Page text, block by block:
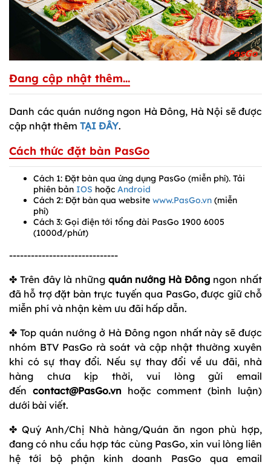
Đang cập nhật thêm...
Danh các quán nướng ngon Hà Đông, Hà Nội sẽ được
cập nhật thêm TẠI ĐÂY.
Cách thức đặt bàn PasGo
Cách 1: Đặt bàn qua ứng dụng PasGo (miễn phí). Tải
phiên bản IOS hoặc Android
Cách 2: Đặt bàn qua website www.PasGo.vn (miễn
phí)
Cách 3: Gọi điện tới tổng đài PasGo 1900 6005
(1000đ/phút)
------------------------------
✤ Trên đây là những quán nướng Hà Đông ngon nhất
đã hỗ trợ đặt bàn trực tuyến qua PasGo, được giữ chỗ
miễn phí và nhận kèm ưu đãi hấp dẫn.
✤ Top quán nướng ở Hà Đông ngon nhất này sẽ được
nhóm BTV PasGo rà soát và cập nhật thường xuyên
khi có sự thay đổi. Nếu sự thay đổi về ưu đãi, nhà
hàng chưa kịp thời, vui lòng gửi email
đến contact@PasGo.vn hoặc comment (bình luận)
dưới bài viết.
✤ Quý Anh/Chị Nhà hàng/Quán ăn ngon phù hợp,
đang có nhu cầu hợp tác cùng PasGo, xin vui lòng liên
hệ tới bộ phận kinh doanh PasGo qua email